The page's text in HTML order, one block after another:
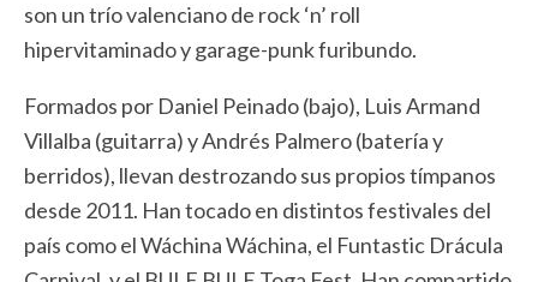
son un trío valenciano de rock ‘n’ roll
hipervitaminado y garage-punk furibundo.
Formados por Daniel Peinado (bajo), Luis Armand
Villalba (guitarra) y Andrés Palmero (batería y
berridos), llevan destrozando sus propios tímpanos
desde 2011. Han tocado en distintos festivales del
país como el Wáchina Wáchina, el Funtastic Drácula